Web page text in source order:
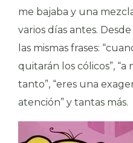
me bajaba y una
varios días antes.
las mismas frases:
quitarán los cólicos”,
tanto”, “eres una
atención” y tantas más.